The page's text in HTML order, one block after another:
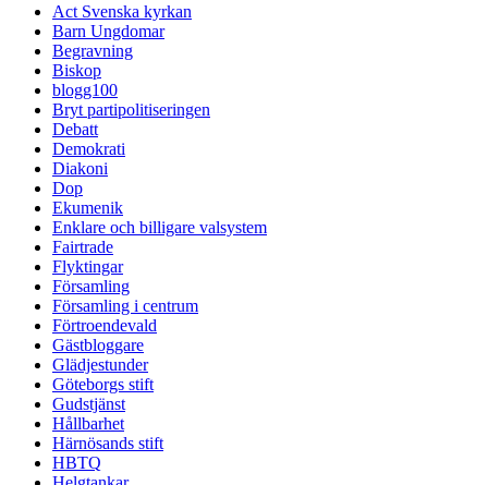
Act Svenska kyrkan
Barn Ungdomar
Begravning
Biskop
blogg100
Bryt partipolitiseringen
Debatt
Demokrati
Diakoni
Dop
Ekumenik
Enklare och billigare valsystem
Fairtrade
Flyktingar
Församling
Församling i centrum
Förtroendevald
Gästbloggare
Glädjestunder
Göteborgs stift
Gudstjänst
Hållbarhet
Härnösands stift
HBTQ